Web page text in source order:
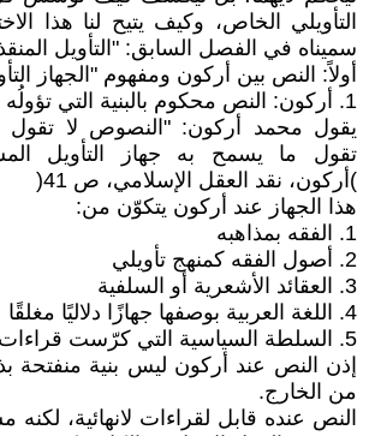
التأويلي الخاص، وكيف يتيح لنا هذا
سميناه في الفصل السابق: "التأويل
أولاً: النص بين أركون ومفهوم "الجهاز
1. أركون: النص محكوم بالبنية التي تؤولُه
يقول محمد أركون: "النصوص لا تقول
تقول ما يسمح به جهاز التأويل
)أركون، نقد العقل الإسلامي، ص 41(
هذا الجهاز عند أركون يتكوّن من:
1. الفقه بمذاهبه
2. أصول الفقه كمنهج تأويلي
3. العقائد الأشعرية أو السلفية
4. اللغة العربية بوصفها جهازًا دلاليًا مغلقًا
5. السلطة السياسية التي كرّست قراءات ونفت أخرى
إذن النص عند أركون ليس بنية منفتحة
من الخارج.
النص عنده قابل لقراءات لانهائية،